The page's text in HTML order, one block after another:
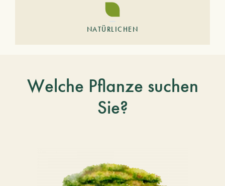
NATÜRLICHEN
Welche Pflanze suchen
Sie?